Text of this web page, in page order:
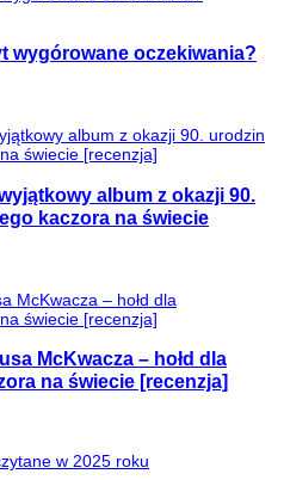
wygórowane oczekiwania?
album z okazji 90.
kaczora na świecie
McKwacza – hołd dla
na świecie [recenzja]